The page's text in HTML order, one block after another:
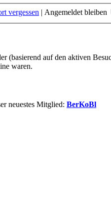
vergessen | Angemeldet bleiben
(basierend auf den aktiven
waren.
neuestes Mitglied: BerKoBl